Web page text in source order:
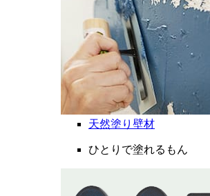
天然塗り壁材
ひとりで塗れるもん